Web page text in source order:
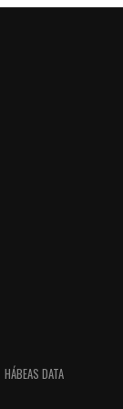
HÁBEAS DATA